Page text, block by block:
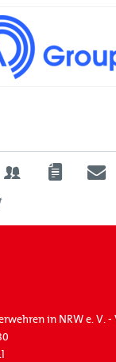
in NRW e. V. -